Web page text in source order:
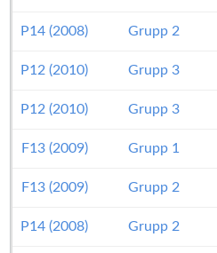
P14 (2008) Grupp 2
P12 (2010) Grupp 3
P12 (2010) Grupp 3
F13 (2009) Grupp 1
F13 (2009) Grupp 2
P14 (2008) Grupp 2